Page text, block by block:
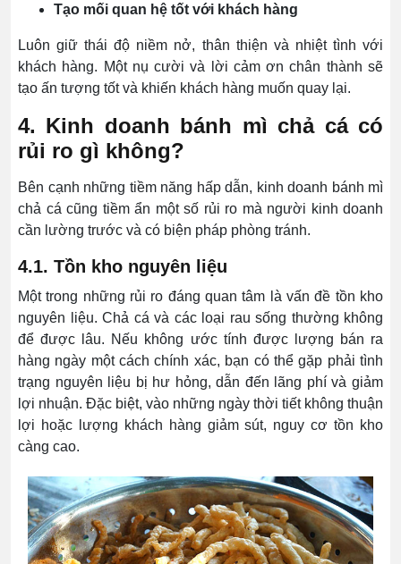
Tạo mối quan hệ tốt với khách hàng
Luôn giữ thái độ niềm nở, thân thiện và nhiệt tình với
khách hàng. Một nụ cười và lời cảm ơn chân thành sẽ
tạo ấn tượng tốt và khiến khách hàng muốn quay lại.
4. Kinh doanh bánh mì chả cá có
rủi ro gì không?
Bên cạnh những tiềm năng hấp dẫn, kinh doanh bánh mì
chả cá cũng tiềm ẩn một số rủi ro mà người kinh doanh
cần lường trước và có biện pháp phòng tránh.
4.1. Tồn kho nguyên liệu
Một trong những rủi ro đáng quan tâm là vấn đề tồn kho
nguyên liệu. Chả cá và các loại rau sống thường không
để được lâu. Nếu không ước tính được lượng bán ra
hàng ngày một cách chính xác, bạn có thể gặp phải tình
trạng nguyên liệu bị hư hỏng, dẫn đến lãng phí và giảm
lợi nhuận. Đặc biệt, vào những ngày thời tiết không thuận
lợi hoặc lượng khách hàng giảm sút, nguy cơ tồn kho
càng cao.